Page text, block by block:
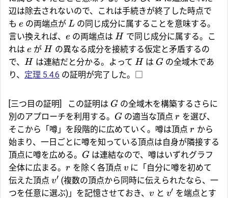
辺は除去されないので、これは手続きが終了した時点で
も e の両端点が L の同じ成分に属することを意味する。
言い換えれば、 e の両端点は H で同じ成分に属する。こ
れは e が H の異なる成分を接続する仮定と矛盾するの
で、
H は連結だと分かる。よって H は G の全域木であ
り、 定理 5.4.6 の証明が完了した。□
[三つ目の証明] この証明は G の全域木を構築するさらに
別のアプローチを利用する。 G の適当な頂点 r を選び、
そこから「噂」を段階的に広めていく。噂は頂点 r から
始まり、一日ごとに噂を知っている頂点は自身が隣接する
頂点に噂を広める。 G は連結なので、噂はいずれグラフ
全体に広まる。 r を除く各頂点 v に「自分に噂を初めて
伝えた頂点 v′ (複数の頂点から同時に伝えられたなら、一
つを任意に選ぶ)」を記憶させておき、 v と v′ を端点とす